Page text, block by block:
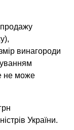
продажу
винагороди
не може
України.